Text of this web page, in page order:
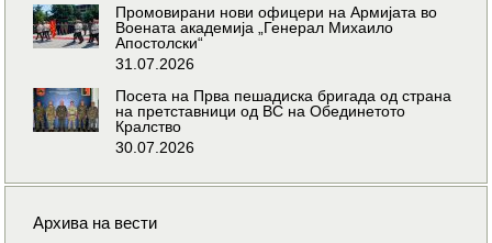
Промовирани нови офицери на Армијата во
Воената академија „Генерал Михаило
Апостолски“
31.07.2026
Посета на Прва пешадиска бригада од страна
на претставници од ВС на Обединетото
Кралство
30.07.2026
Архива на вести